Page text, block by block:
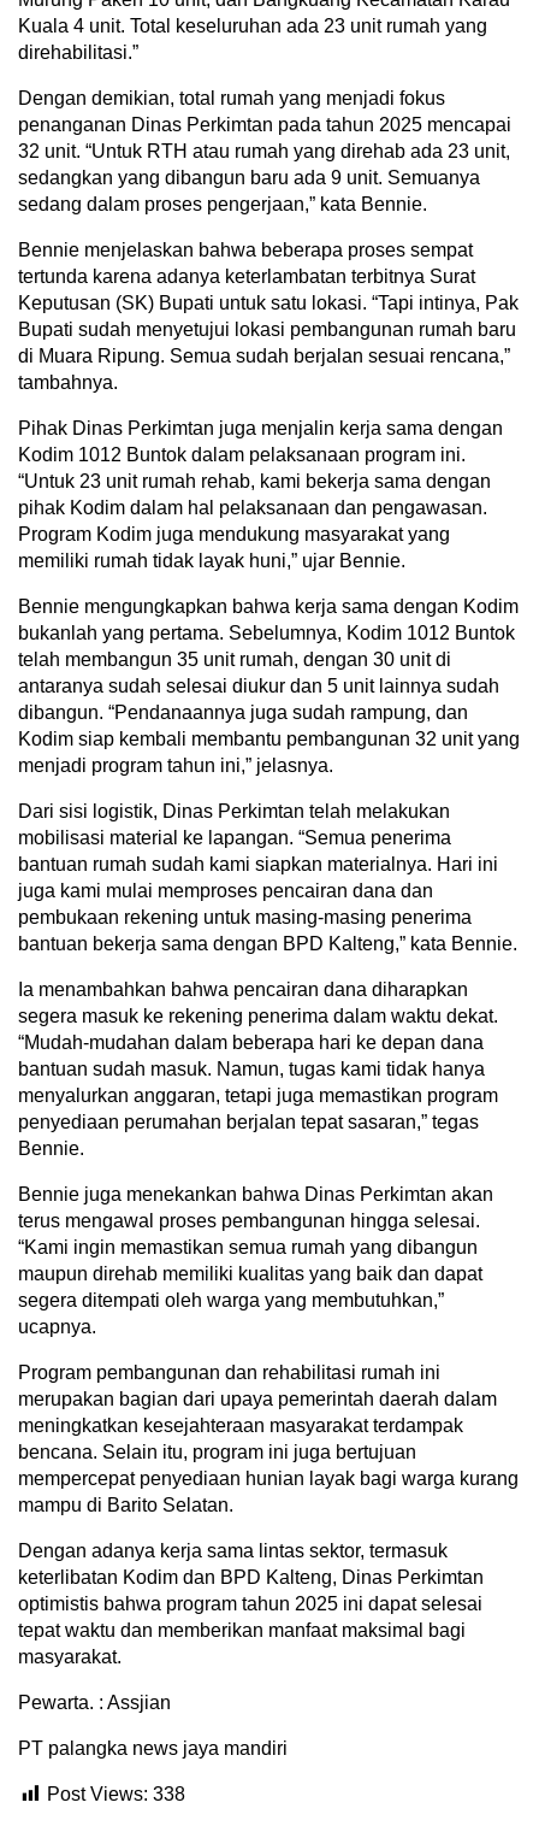
Kuala 4 unit. Total keseluruhan ada 23 unit rumah yang
direhabilitasi.”
Dengan demikian, total rumah yang menjadi fokus
penanganan Dinas Perkimtan pada tahun 2025 mencapai
32 unit. “Untuk RTH atau rumah yang direhab ada 23 unit,
sedangkan yang dibangun baru ada 9 unit. Semuanya
sedang dalam proses pengerjaan,” kata Bennie.
Bennie menjelaskan bahwa beberapa proses sempat
tertunda karena adanya keterlambatan terbitnya Surat
Keputusan (SK) Bupati untuk satu lokasi. “Tapi intinya, Pak
Bupati sudah menyetujui lokasi pembangunan rumah baru
di Muara Ripung. Semua sudah berjalan sesuai rencana,”
tambahnya.
Pihak Dinas Perkimtan juga menjalin kerja sama dengan
Kodim 1012 Buntok dalam pelaksanaan program ini.
“Untuk 23 unit rumah rehab, kami bekerja sama dengan
pihak Kodim dalam hal pelaksanaan dan pengawasan.
Program Kodim juga mendukung masyarakat yang
memiliki rumah tidak layak huni,” ujar Bennie.
Bennie mengungkapkan bahwa kerja sama dengan Kodim
bukanlah yang pertama. Sebelumnya, Kodim 1012 Buntok
telah membangun 35 unit rumah, dengan 30 unit di
antaranya sudah selesai diukur dan 5 unit lainnya sudah
dibangun. “Pendanaannya juga sudah rampung, dan
Kodim siap kembali membantu pembangunan 32 unit yang
menjadi program tahun ini,” jelasnya.
Dari sisi logistik, Dinas Perkimtan telah melakukan
mobilisasi material ke lapangan. “Semua penerima
bantuan rumah sudah kami siapkan materialnya. Hari ini
juga kami mulai memproses pencairan dana dan
pembukaan rekening untuk masing-masing penerima
bantuan bekerja sama dengan BPD Kalteng,” kata Bennie.
Ia menambahkan bahwa pencairan dana diharapkan
segera masuk ke rekening penerima dalam waktu dekat.
“Mudah-mudahan dalam beberapa hari ke depan dana
bantuan sudah masuk. Namun, tugas kami tidak hanya
menyalurkan anggaran, tetapi juga memastikan program
penyediaan perumahan berjalan tepat sasaran,” tegas
Bennie.
Bennie juga menekankan bahwa Dinas Perkimtan akan
terus mengawal proses pembangunan hingga selesai.
“Kami ingin memastikan semua rumah yang dibangun
maupun direhab memiliki kualitas yang baik dan dapat
segera ditempati oleh warga yang membutuhkan,”
ucapnya.
Program pembangunan dan rehabilitasi rumah ini
merupakan bagian dari upaya pemerintah daerah dalam
meningkatkan kesejahteraan masyarakat terdampak
bencana. Selain itu, program ini juga bertujuan
mempercepat penyediaan hunian layak bagi warga kurang
mampu di Barito Selatan.
Dengan adanya kerja sama lintas sektor, termasuk
keterlibatan Kodim dan BPD Kalteng, Dinas Perkimtan
optimistis bahwa program tahun 2025 ini dapat selesai
tepat waktu dan memberikan manfaat maksimal bagi
masyarakat.
Pewarta. : Assjian
PT palangka news jaya mandiri
Post Views: 338